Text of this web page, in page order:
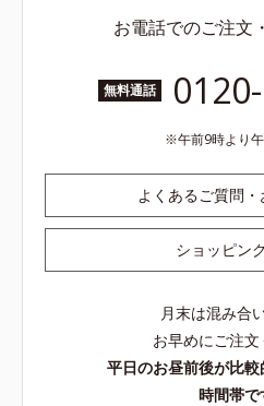
お電話でのご注文
無料通話
午前9時より
よくあるご質問
ショッピン
月末は混み合
お早めにご注文
平日のお昼前後が比
時間帯で